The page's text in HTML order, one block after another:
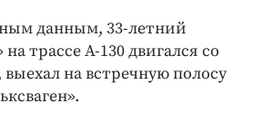
данным, 33-летний
трассе А-130 двигался со
на встречную полосу